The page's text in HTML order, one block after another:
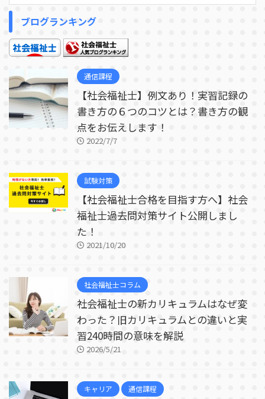
ブログランキング
通信課程
【社会福祉士】例文あり！実習記録の
書き方の６つのコツとは？書き方の観
点をお伝えします！
2022/7/7
試験対策
【社会福祉士合格を目指す方へ】社会
福祉士過去問対策サイト公開しまし
た！
2021/10/20
社会福祉士コラム
社会福祉士の新カリキュラムはなぜ変
わった？旧カリキュラムとの違いと実
習240時間の意味を解説
2026/5/21
キャリア 通信課程